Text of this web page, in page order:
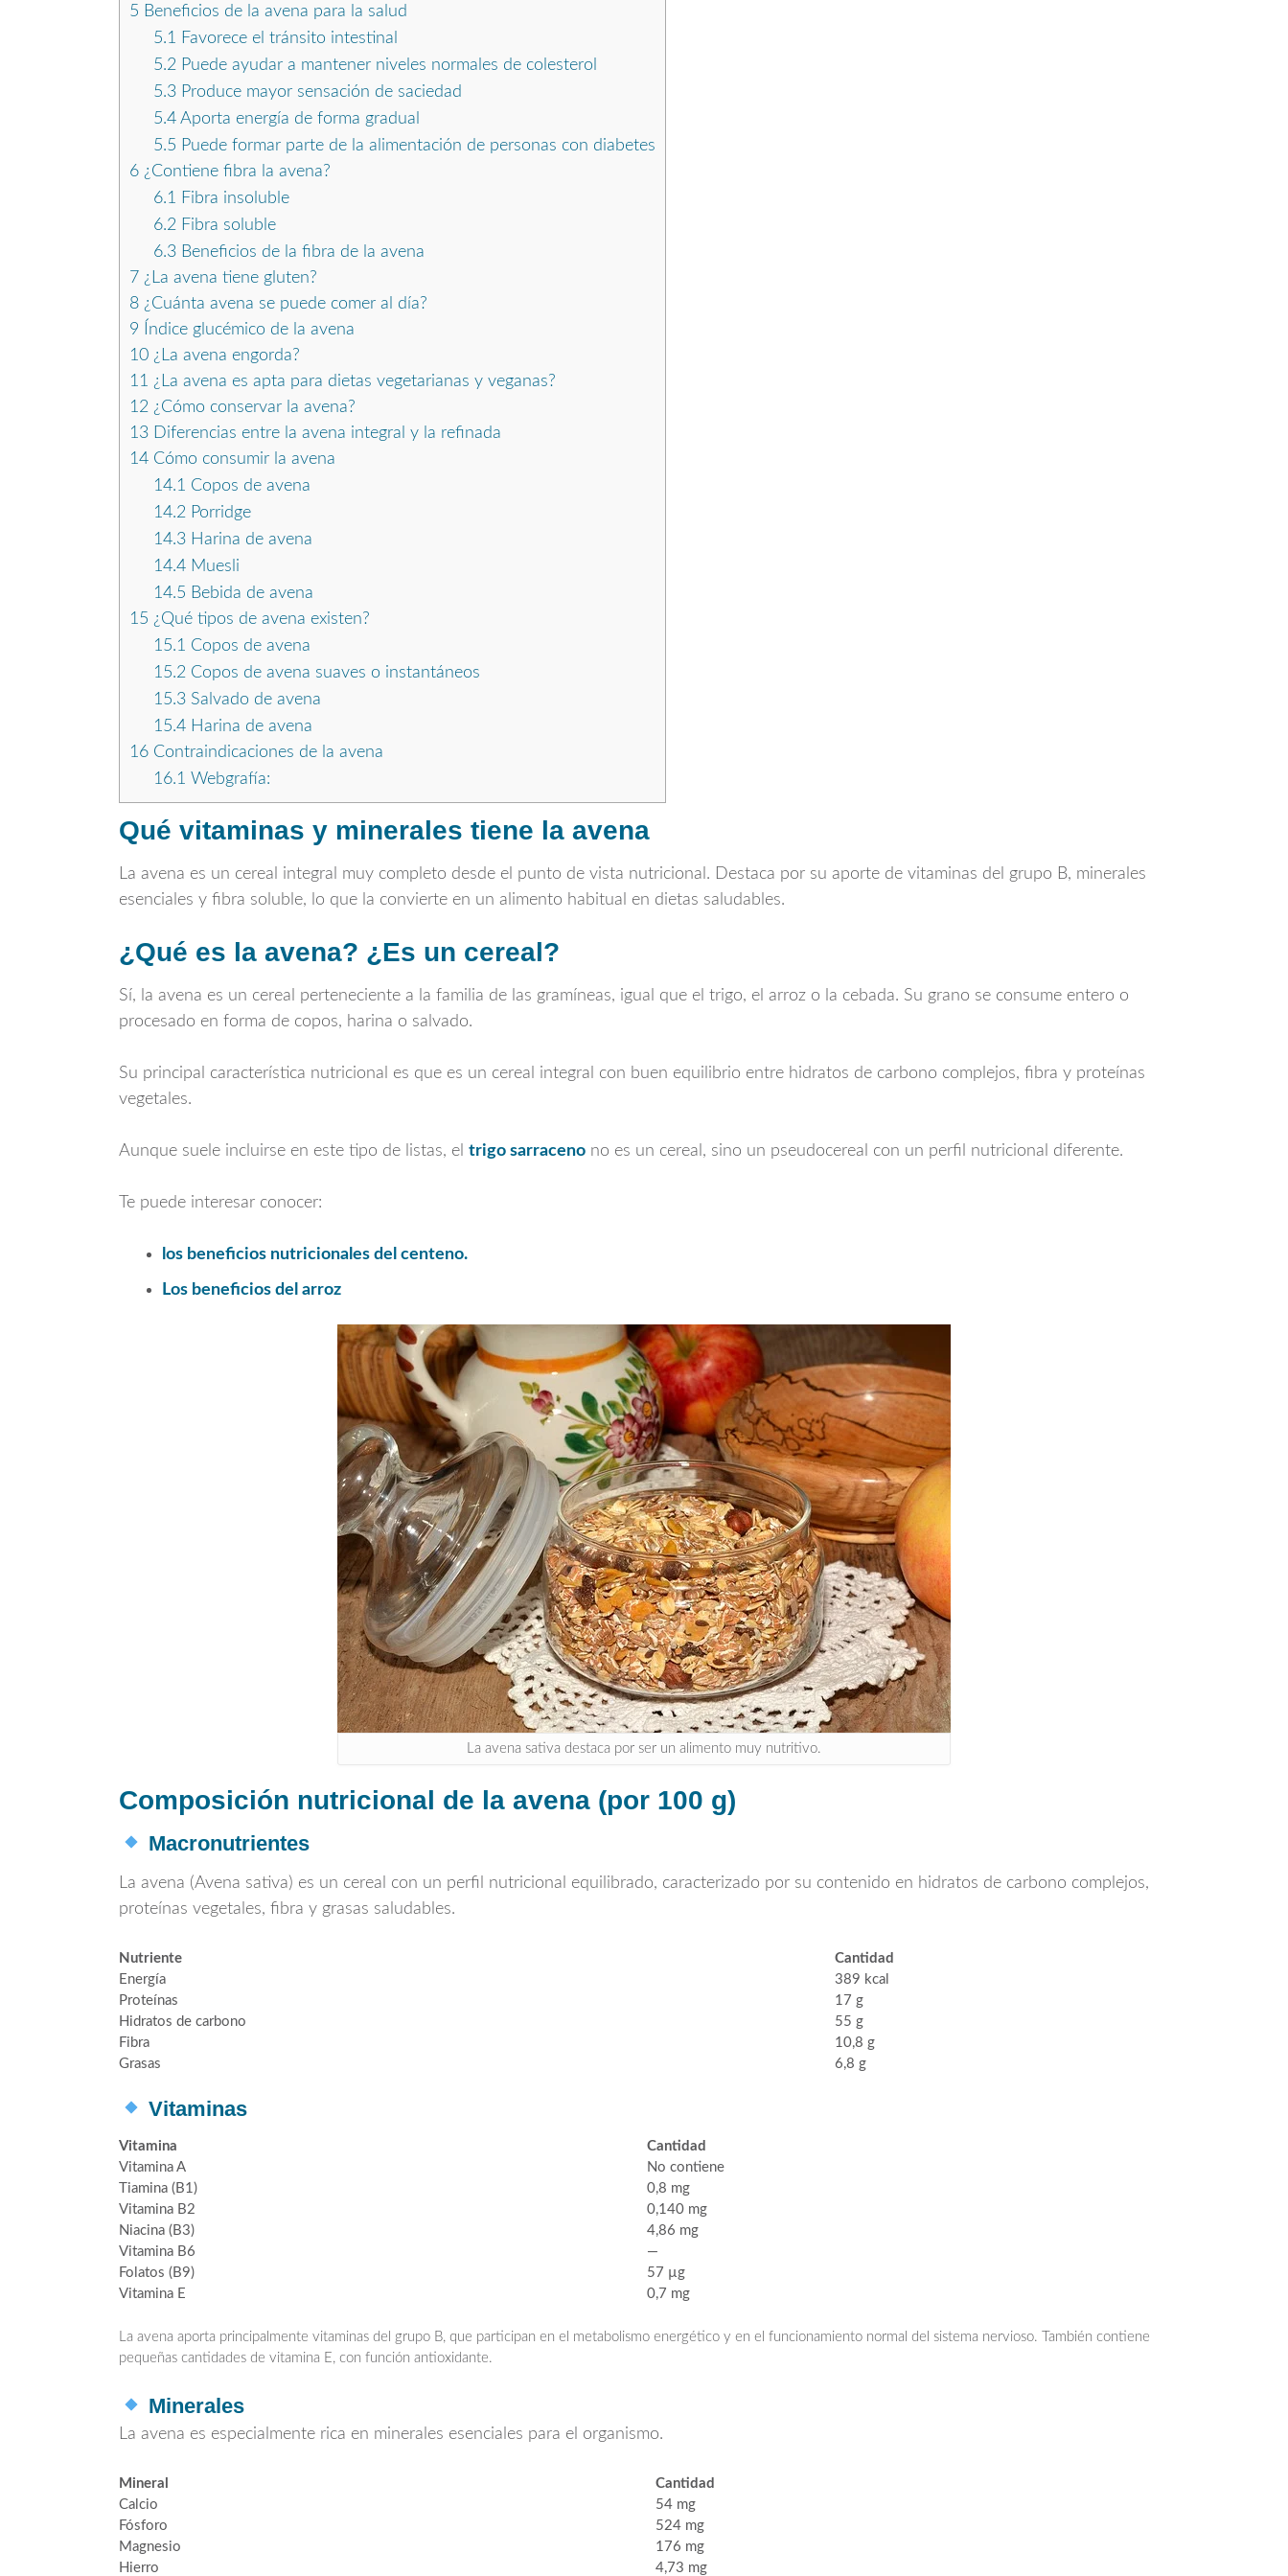
5 Beneficios de la avena para la salud
5.1
Favorece el tránsito intestinal
5.2 Puede ayudar a mantener niveles normales de colesterol
5.3Produce mayor sensación de saciedad
5.4Aporta energía de forma gradual
5.5 Puede formar parte de la alimentación de personas con diabetes
6 ¿Contiene fibra la avena?
6.1
Fibra insoluble
6.2 Fibra soluble
6.3Beneficios de la fibra de la avena
7 ¿La avena tiene gluten?
8 ¿Cuánta avena se puede comer al día?
9 Índice glucémico de la avena
10 ¿La avena engorda?
11 ¿La avena es apta para dietas vegetarianas y veganas?
12 ¿Cómo conservar la avena?
13 Diferencias entre la avena integral y la refinada
14 Cómo consumir la avena
14.1 Copos de avena
14.2 Porridge
14.3Harina de avena
14.4Muesli
14.5 Bebida de avena
15 ¿Qué tipos de avena existen?
15.1 Copos de avena
15.2 Copos de avena suaves o instantáneos
15.3Salvado de avena
15.4Harina de avena
16 Contraindicaciones de la avena
16.1 Webgrafía:
Qué vitaminas y minerales tiene la avena
La avena es un cereal integral muy completo desde el punto de vista nutricional. Destaca por su aporte de vitaminas del grupo B, minerales
esenciales y fibra soluble, lo que la convierte en un alimento habitual en dietas saludables.
¿Qué es la avena? ¿Es un cereal?
Sí, la avena es un cereal perteneciente a la familia de las gramíneas, igual que el trigo, el arroz o la cebada. Su grano se consume entero o
procesado en forma de copos, harina o salvado.
Su principal característica nutricional es que es un cereal integral con buen equilibrio entre hidratos de carbono complejos, fibra y proteínas
vegetales.
Aunque suele incluirse en este tipo de listas, el trigo sarraceno no es un cereal, sino un pseudocereal con un perfil nutricional diferente.
Te puede interesar conocer:
los beneficios nutricionales del centeno.
Los beneficios del arroz
La avena sativa destaca por ser un alimento muy nutritivo.
Composición nutricional de la avena (por 100 g)
Macronutrientes
La avena (Avena sativa) es un cereal con un perfil nutricional equilibrado, caracterizado por su contenido en hidratos de carbono complejos,
proteínas vegetales, fibra y grasas saludables.
Nutriente
Cantidad
Energía
389 kcal
Proteínas
17 g
Hidratos de carbono
55 g
Fibra
10,8 g
Grasas
6,8 g
Vitaminas
Vitamina
Cantidad
Vitamina A
No contiene
Tiamina (B1)
0,8 mg
Vitamina B2
0,140 mg
Niacina (B3)
4,86 mg
Vitamina B6
—
Folatos (B9)
57 µg
Vitamina E
0,7 mg
La avena aporta principalmente vitaminas del grupo B, que participan en el metabolismo energético y en el funcionamiento normal del sistema nervioso. También contiene
pequeñas cantidades de vitamina E, con función antioxidante.
Minerales
La avena es especialmente rica en minerales esenciales para el organismo.
Mineral
Cantidad
Calcio
54 mg
Fósforo
524 mg
Magnesio
176 mg
Hierro
4,73 mg